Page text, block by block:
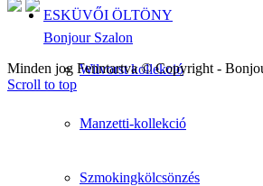
ESKÜVŐI ÖLTÖNY
Wilvorst kollekció
Manzetti-kollekció
Szmokingkölcsönzés
Bonjour Szalon
Minden jog Fenntartva © Copyright -
Scroll to top